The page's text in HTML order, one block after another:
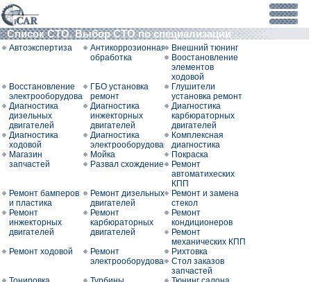
Список СТО. Выбор СТО по специализации
Автоэкспертиза
Антикоррозионная
обработка
Внешний тюнинг
Воостановление
элементов
ходовой
Восстановление
электрооборудования
ГБО установка
ремонт
Глушители
установка ремонт
Диагностика
дизельных
двигателей
Диагностика
инжекторных
двигателей
Диагностика
карбюраторных
двигателей
Диагностика
ходовой
Диагностика
электрооборудования
Комплексная
диагностика
Магазин
запчастей
Мойка
Покраска
Развал схождение
Ремонт
автоматихеских
КПП
Ремонт бамперов
и пластика
Ремонт дизельных
двигателей
Ремонт и замена
стекол
Ремонт
инжекторных
двигателей
Ремонт
карбюраторных
двигателей
Ремонт
кондиционеров
Ремонт
механических КПП
Ремонт ходовой
Ремонт
электрооборудования
Рихтовка
Стол заказов
запчастей